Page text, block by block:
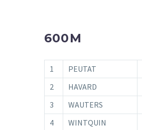
600M
1 PEUTAT
2
HAVARD
3
WAUTERS
4
WINTQUIN